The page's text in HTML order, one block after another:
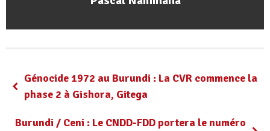
Génocide 1972 au Burundi : La CVR commence la
phase 2 à Gishora, Gitega
Burundi / Ceni : Le CNDD-FDD portera le numéro